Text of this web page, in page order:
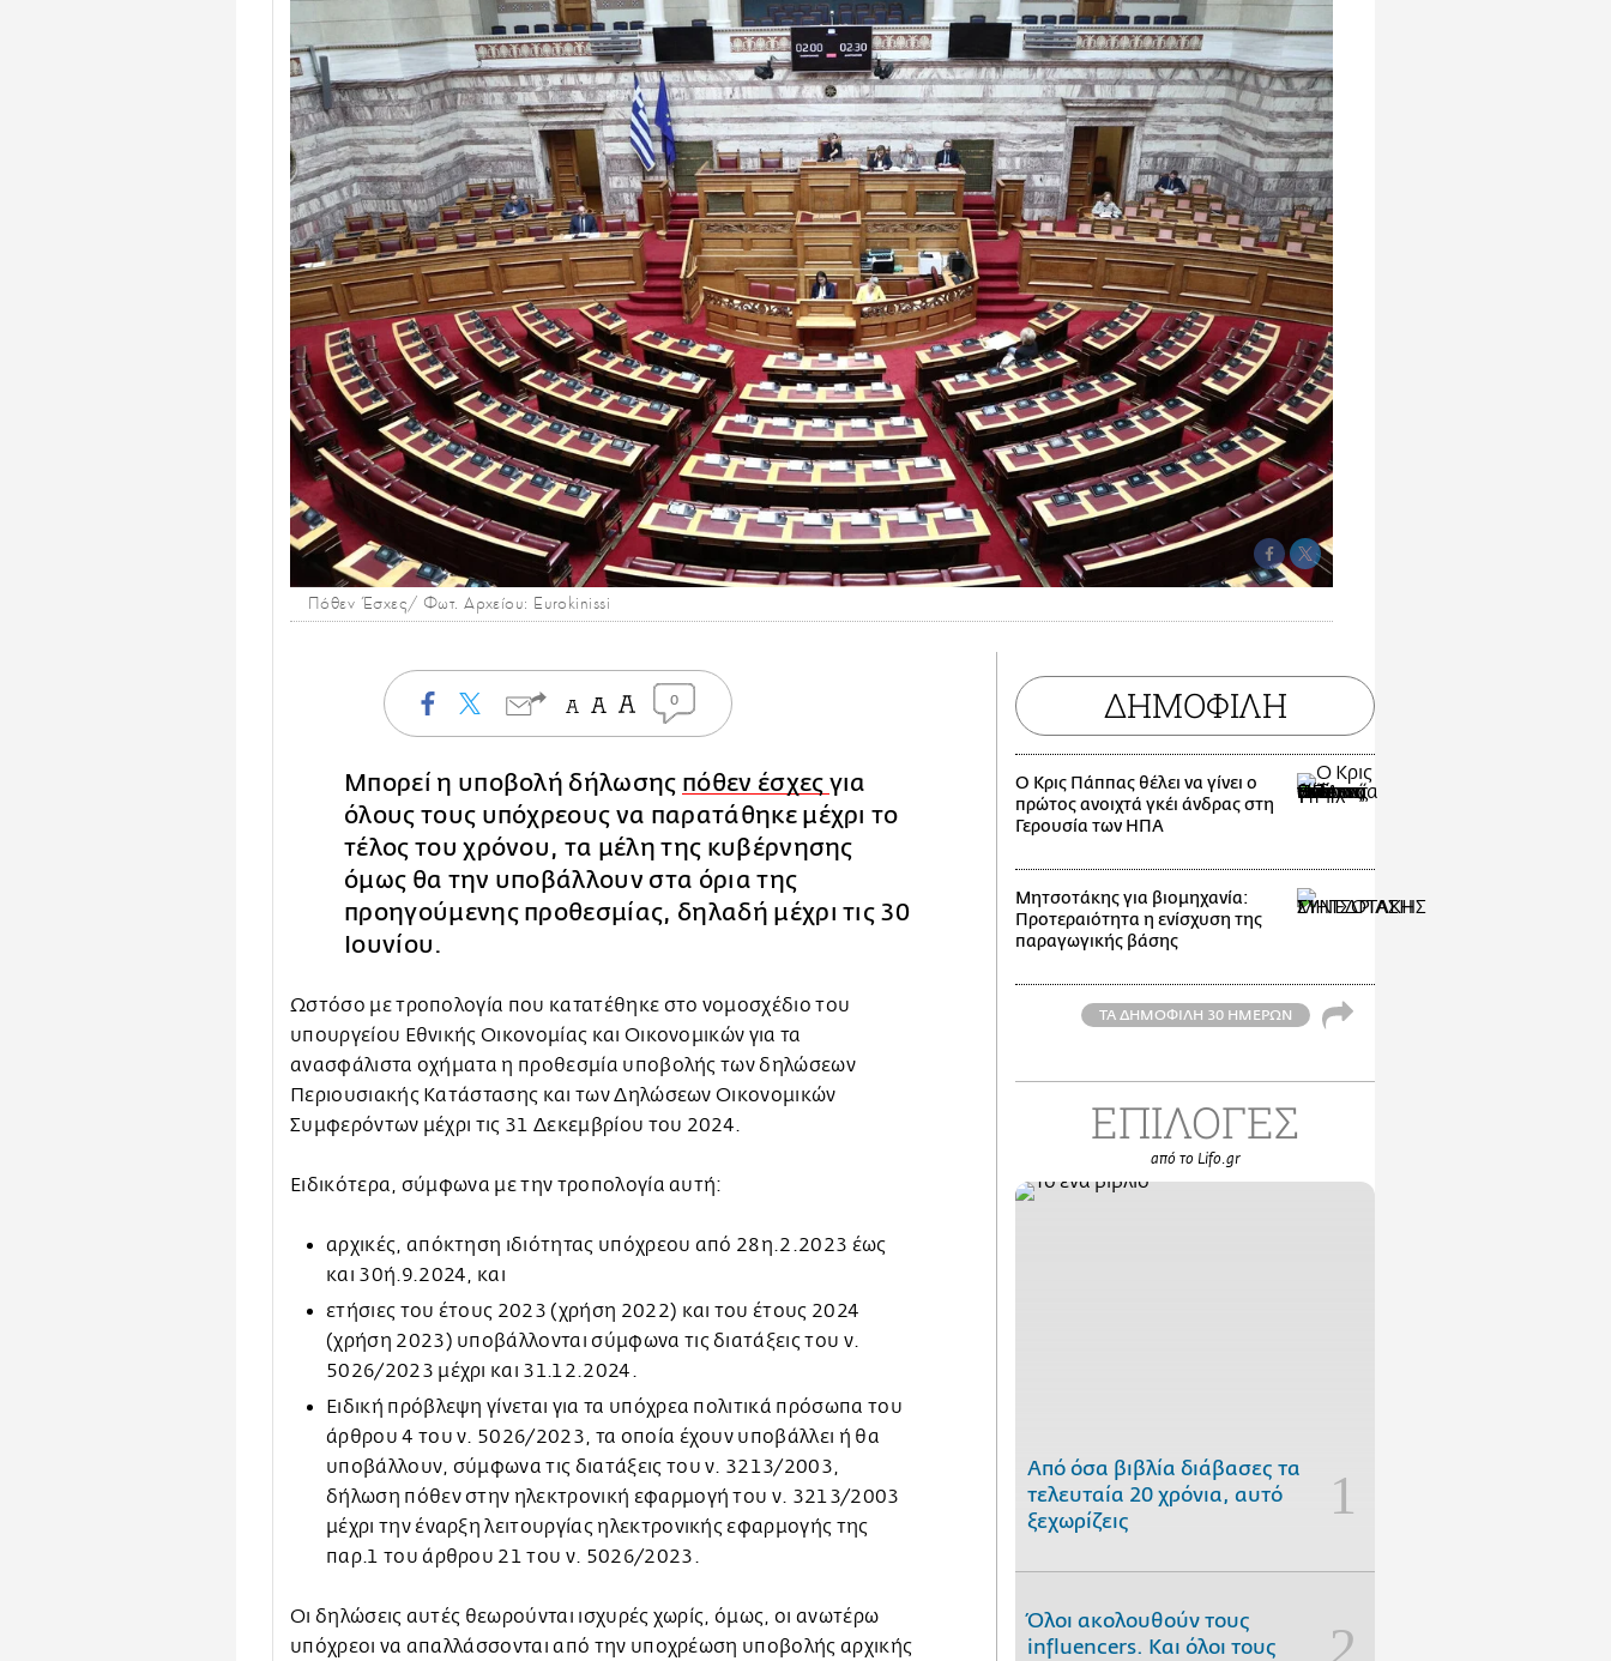
Πόθεν Έσχες/ Φωτ. Αρχείου: Eurokinissi
0
Μπορεί η υποβολή δήλωσης πόθεν έσχες για
όλους τους υπόχρεους να παρατάθηκε μέχρι το
τέλος του χρόνου, τα μέλη της κυβέρνησης
όμως θα την υποβάλλουν στα όρια της
προηγούμενης προθεσμίας, δηλαδή μέχρι τις 30
Ιουνίου.
Ωστόσο με τροπολογία που κατατέθηκε στο νομοσχέδιο του
υπουργείου Εθνικής Οικονομίας και Οικονομικών για τα
ανασφάλιστα οχήματα η προθεσμία υποβολής των δηλώσεων
Περιουσιακής Κατάστασης και των Δηλώσεων Οικονομικών
Συμφερόντων μέχρι τις 31 Δεκεμβρίου του 2024.
Ειδικότερα, σύμφωνα με την τροπολογία αυτή:
αρχικές, απόκτηση ιδιότητας υπόχρεου από 28η.2.2023 έως
και 30ή.9.2024, και
ετήσιες του έτους 2023 (χρήση 2022) και του έτους 2024
(χρήση 2023) υποβάλλονται σύμφωνα τις διατάξεις του ν.
5026/2023 μέχρι και 31.12.2024.
Ειδική πρόβλεψη γίνεται για τα υπόχρεα πολιτικά πρόσωπα του
άρθρου 4 του ν. 5026/2023, τα οποία έχουν υποβάλλει ή θα
υποβάλλουν, σύμφωνα τις διατάξεις του ν. 3213/2003,
δήλωση πόθεν στην ηλεκτρονική εφαρμογή του ν. 3213/2003
μέχρι την έναρξη λειτουργίας ηλεκτρονικής εφαρμογής της
παρ.1 του άρθρου 21 του ν. 5026/2023.
Οι δηλώσεις αυτές θεωρούνται ισχυρές χωρίς, όμως, οι ανωτέρω
υπόχρεοι να απαλλάσσονται από την υποχρέωση υποβολής αρχικής
ΔΗΜΟΦΙΛΗ
Ο Κρις Πάππας θέλει να γίνει ο
πρώτος ανοιχτά γκέι άνδρας στη
Γερουσία των ΗΠΑ
Μητσοτάκης για βιομηχανία:
Προτεραιότητα η ενίσχυση της
παραγωγικής βάσης
ΤΑ ΔΗΜΟΦΙΛΗ 30 ΗΜΕΡΩΝ
ΕΠΙΛΟΓΕΣ
από το Lifo.gr
Από όσα βιβλία διάβασες τα
τελευταία 20 χρόνια, αυτό
ξεχωρίζεις
Όλοι ακολουθούν τους
influencers. Και όλοι τους